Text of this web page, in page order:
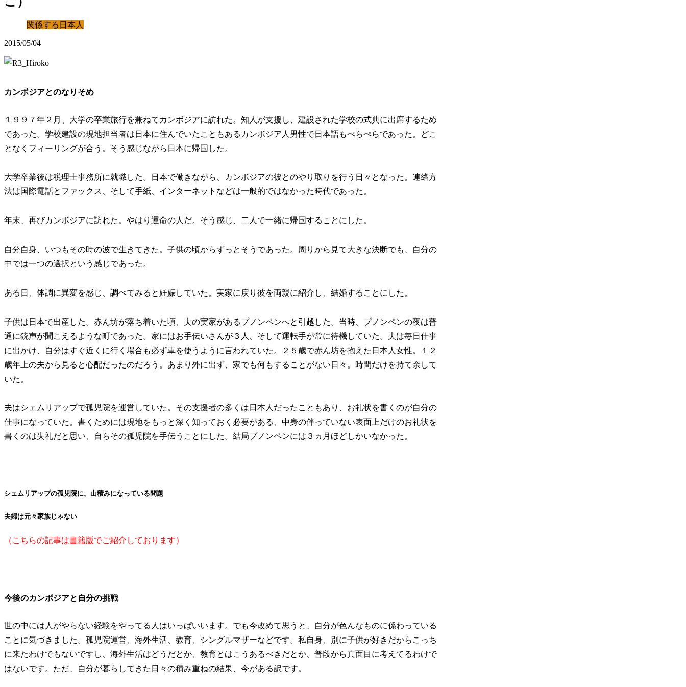
関係する日本人
2015/05/04
カンボジアとのなりそめ
１９９７年２月、大学の卒業旅行を兼ねてカンボジアに訪れた。知人が支援し、建設された学校の式典に出席するため
であった。学校建設の現地担当者は日本に住んでいたこともあるカンボジア人男性で日本語もぺらぺらであった。どこ
となくフィーリングが合う。そう感じながら日本に帰国した。
大学卒業後は税理士事務所に就職した。日本で働きながら、カンボジアの彼とのやり取りを行う日々となった。連絡方
法は国際電話とファックス、そして手紙、インターネットなどは一般的ではなかった時代であった。
年末、再びカンボジアに訪れた。やはり運命の人だ。そう感じ、二人で一緒に帰国することにした。
自分自身、いつもその時の波で生きてきた。子供の頃からずっとそうであった。周りから見て大きな決断でも、自分の
中では一つの選択という感じであった。
ある日、体調に異変を感じ、調べてみると妊娠していた。実家に戻り彼を両親に紹介し、結婚することにした。
子供は日本で出産した。赤ん坊が落ち着いた頃、夫の実家があるプノンペンへと引越した。当時、プノンペンの夜は普
通に銃声が聞こえるような町であった。家にはお手伝いさんが３人、そして運転手が常に待機していた。夫は毎日仕事
に出かけ、自分はすぐ近くに行く場合も必ず車を使うように言われていた。２５歳で赤ん坊を抱えた日本人女性。１２
歳年上の夫から見ると心配だったのだろう。あまり外に出ず、家でも何もすることがない日々。時間だけを持て余して
いた。
夫はシェムリアップで孤児院を運営していた。その支援者の多くは日本人だったこともあり、お礼状を書くのが自分の
仕事になっていた。書くためには現地をもっと深く知っておく必要がある、中身の伴っていない表面上だけのお礼状を
書くのは失礼だと思い、自らその孤児院を手伝うことにした。結局プノンペンには３ヵ月ほどしかいなかった。
シェムリアップの孤児院に。山積みになっている問題
夫婦は元々家族じゃない
（こちらの記事は書籍版でご紹介しております）
今後のカンボジアと自分の挑戦
世の中には人がやらない経験をやってる人はいっぱいいます。でも今改めて思うと、自分が色んなものに係わっている
ことに気づきました。孤児院運営、海外生活、教育、シングルマザーなどです。私自身、別に子供が好きだからこっち
に来たわけでもないですし、海外生活はどうだとか、教育とはこうあるべきだとか、普段から真面目に考えてるわけで
はないです。ただ、自分が暮らしてきた日々の積み重ねの結果、今がある訳です。